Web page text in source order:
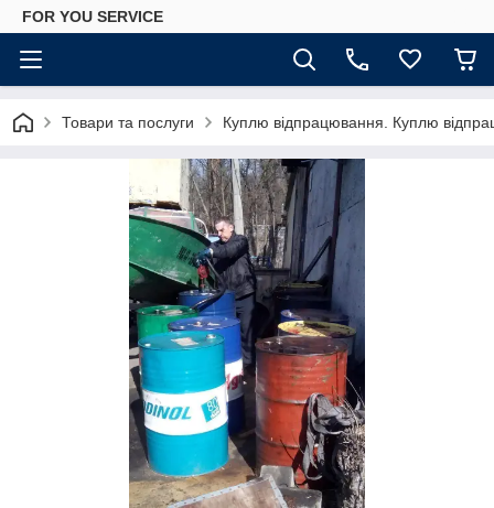
FOR YOU SERVICE
Товари та послуги Куплю відпрацювання. Куплю